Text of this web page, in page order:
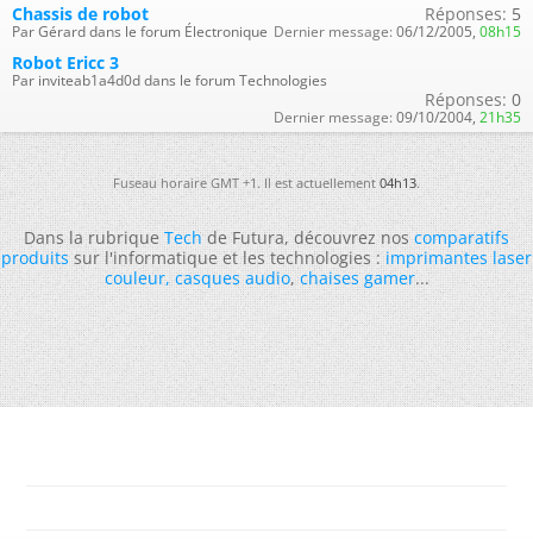
Chassis de robot
Par Gérard dans le forum Électronique
Réponses: 5
Dernier message: 06/12/2005, 08h15
Robot Ericc 3
Par inviteab1a4d0d dans le forum Technologies
Réponses: 0
Dernier message: 09/10/2004, 21h35
Fuseau horaire GMT +1. Il est actuellement04h13.
Dans la rubriqueTechde Futura, découvrez noscomparatifs
produitssur l'informatique et les technologies :imprimantes laser
couleur,casques audio,chaises gamer...